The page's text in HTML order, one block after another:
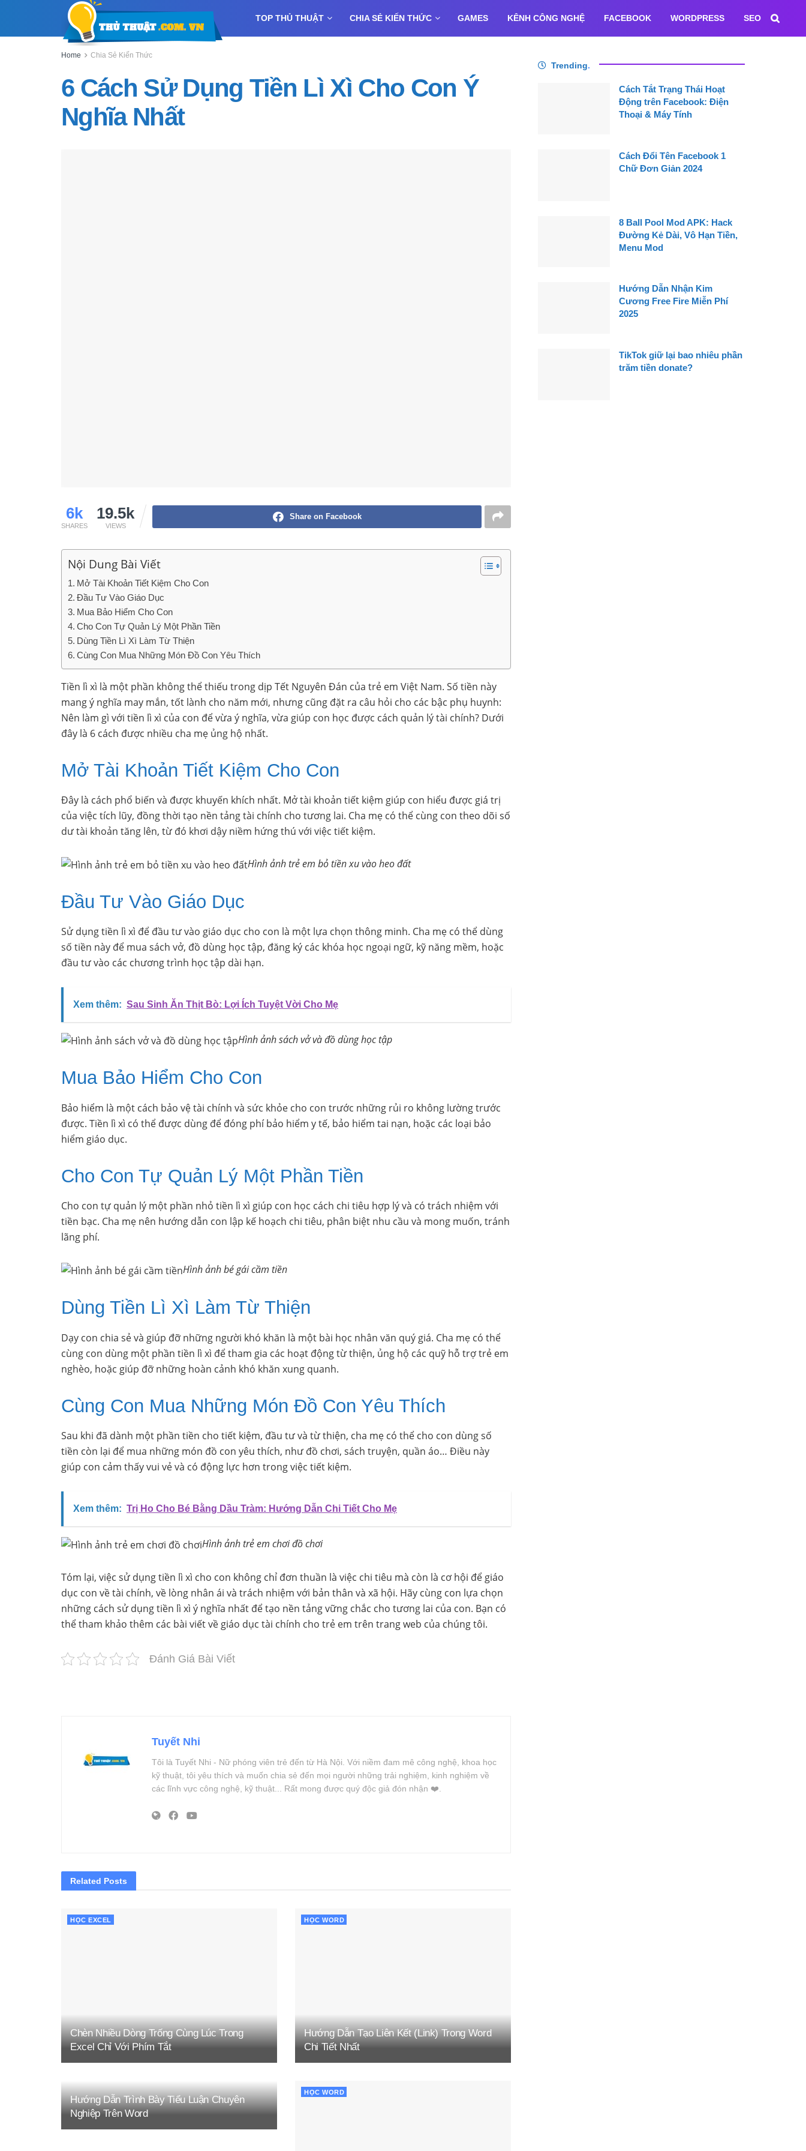
TOP THỦ THUẬT CHIA SẺ KIẾN THỨC GAMES KÊNH CÔNG NGHỆ FACEBOOK WORDPRESS SEO
Home Chia Sẻ Kiến Thức
6 Cách Sử Dụng Tiền Lì Xì Cho Con Ý
Nghĩa Nhất
6k
SHARES
19.5k
VIEWS
Share on Facebook
Nội Dung Bài Viết
Mở Tài Khoản Tiết Kiệm Cho Con
Đầu Tư Vào Giáo Dục
Mua Bảo Hiểm Cho Con
Cho Con Tự Quản Lý Một Phần Tiền
Dùng Tiền Lì Xì Làm Từ Thiện
Cùng Con Mua Những Món Đồ Con Yêu Thích
Tiền lì xì là một phần không thể thiếu trong dịp Tết Nguyên Đán của trẻ em Việt Nam. Số tiền này
mang ý nghĩa may mắn, tốt lành cho năm mới, nhưng cũng đặt ra câu hỏi cho các bậc phụ huynh:
Nên làm gì với tiền lì xì của con để vừa ý nghĩa, vừa giúp con học được cách quản lý tài chính? Dưới
đây là 6 cách được nhiều cha mẹ ủng hộ nhất.
Mở Tài Khoản Tiết Kiệm Cho Con
Đây là cách phổ biến và được khuyến khích nhất. Mở tài khoản tiết kiệm giúp con hiểu được giá trị
của việc tích lũy, đồng thời tạo nền tảng tài chính cho tương lai. Cha mẹ có thể cùng con theo dõi số
dư tài khoản tăng lên, từ đó khơi dậy niềm hứng thú với việc tiết kiệm.
Hình ảnh trẻ em bỏ tiền xu vào heo đất
Đầu Tư Vào Giáo Dục
Sử dụng tiền lì xì để đầu tư vào giáo dục cho con là một lựa chọn thông minh. Cha mẹ có thể dùng
số tiền này để mua sách vở, đồ dùng học tập, đăng ký các khóa học ngoại ngữ, kỹ năng mềm, hoặc
đầu tư vào các chương trình học tập dài hạn.
Xem thêm: Sau Sinh Ăn Thịt Bò: Lợi Ích Tuyệt Vời Cho Mẹ
Hình ảnh sách vở và đồ dùng học tập
Mua Bảo Hiểm Cho Con
Bảo hiểm là một cách bảo vệ tài chính và sức khỏe cho con trước những rủi ro không lường trước
được. Tiền lì xì có thể được dùng để đóng phí bảo hiểm y tế, bảo hiểm tai nạn, hoặc các loại bảo
hiểm giáo dục.
Cho Con Tự Quản Lý Một Phần Tiền
Cho con tự quản lý một phần nhỏ tiền lì xì giúp con học cách chi tiêu hợp lý và có trách nhiệm với
tiền bạc. Cha mẹ nên hướng dẫn con lập kế hoạch chi tiêu, phân biệt nhu cầu và mong muốn, tránh
lãng phí.
Hình ảnh bé gái cầm tiền
Dùng Tiền Lì Xì Làm Từ Thiện
Dạy con chia sẻ và giúp đỡ những người khó khăn là một bài học nhân văn quý giá. Cha mẹ có thể
cùng con dùng một phần tiền lì xì để tham gia các hoạt động từ thiện, ủng hộ các quỹ hỗ trợ trẻ em
nghèo, hoặc giúp đỡ những hoàn cảnh khó khăn xung quanh.
Cùng Con Mua Những Món Đồ Con Yêu Thích
Sau khi đã dành một phần tiền cho tiết kiệm, đầu tư và từ thiện, cha mẹ có thể cho con dùng số
tiền còn lại để mua những món đồ con yêu thích, như đồ chơi, sách truyện, quần áo… Điều này
giúp con cảm thấy vui vẻ và có động lực hơn trong việc tiết kiệm.
Xem thêm: Trị Ho Cho Bé Bằng Dầu Tràm: Hướng Dẫn Chi Tiết Cho Mẹ
Hình ảnh trẻ em chơi đồ chơi
Tóm lại, việc sử dụng tiền lì xì cho con không chỉ đơn thuần là việc chi tiêu mà còn là cơ hội để giáo
dục con về tài chính, về lòng nhân ái và trách nhiệm với bản thân và xã hội. Hãy cùng con lựa chọn
những cách sử dụng tiền lì xì ý nghĩa nhất để tạo nền tảng vững chắc cho tương lai của con. Bạn có
thể tham khảo thêm các bài viết về giáo dục tài chính cho trẻ em trên trang web của chúng tôi.
Đánh Giá Bài Viết
Tuyết Nhi
Tôi là Tuyết Nhi - Nữ phóng viên trẻ đến từ Hà Nội. Với niềm đam mê công nghệ, khoa học
kỹ thuật, tôi yêu thích và muốn chia sẻ đến mọi người những trải nghiệm, kinh nghiệm về
các lĩnh vực công nghệ, kỹ thuật... Rất mong được quý độc giả đón nhận ❤️.
Related Posts
HỌC EXCEL
Chèn Nhiều Dòng Trống Cùng Lúc Trong
Excel Chỉ Với Phím Tắt
HỌC WORD
Hướng Dẫn Tạo Liên Kết (Link) Trong Word
Chi Tiết Nhất
Hướng Dẫn Trình Bày Tiểu Luận Chuyên
Nghiệp Trên Word
HỌC WORD
Trending.
Cách Tắt Trạng Thái Hoạt
Động trên Facebook: Điện
Thoại & Máy Tính
Cách Đổi Tên Facebook 1
Chữ Đơn Giản 2024
8 Ball Pool Mod APK: Hack
Đường Kẻ Dài, Vô Hạn Tiền,
Menu Mod
Hướng Dẫn Nhận Kim
Cương Free Fire Miễn Phí
2025
TikTok giữ lại bao nhiêu phần
trăm tiền donate?